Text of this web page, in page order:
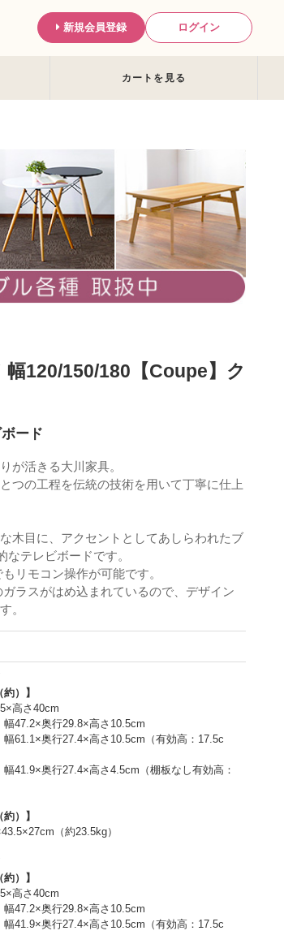
ログイン
新規会員登録
カートを見る
幅120/150/180【Coupe】ク
ード
が活きる大川家具。
つの工程を伝統の技術を用いて丁寧に仕上
木目に、アクセントとしてあしらわれたブ
テレビボードです。
リモコン操作が可能です。
ラスがはめ込まれているので、デザイン
。
）】
高さ40cm
幅47.2×奥行29.8×高さ10.5cm
61.1×奥行27.4×高さ10.5cm（有効高：17.5c
41.9×奥行27.4×高さ4.5cm（棚板なし有効高：
）】
（約23.5kg）
）】
高さ40cm
幅47.2×奥行29.8×高さ10.5cm
41.9×奥行27.4×高さ10.5cm（有効高：17.5c